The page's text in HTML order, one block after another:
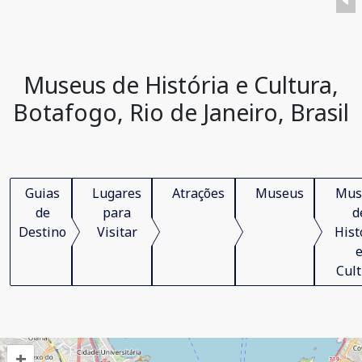
Museus de História e Cultura,
Botafogo, Rio de Janeiro, Brasil
Guias
de
Destino
Lugares
para
Visitar
Atrações Museus
e